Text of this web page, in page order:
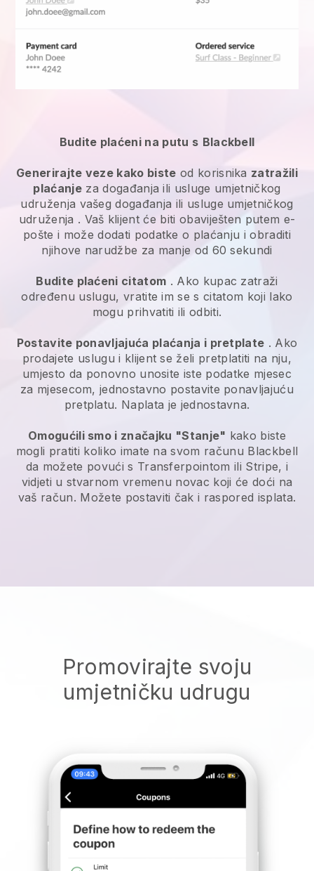
Budite plaćeni na putu s Blackbell
Generirajte veze kako biste od korisnika zatražili
plaćanje zadogađanja ili usluge umjetničkog
udruženja vašegdogađanja ili usluge umjetničkog
udruženja . Vaš klijent će biti obaviješten putem e-
pošte i može dodati podatke o plaćanju i obraditi
njihove narudžbe za manje od 60 sekundi
Budite plaćeni citatom . Ako kupac zatraži
određenu uslugu, vratite im se s citatom koji lako
mogu prihvatiti ili odbiti.
Postavite ponavljajuća plaćanja i pretplate . Ako
prodajete uslugu i klijent se želi pretplatiti na nju,
umjesto da ponovno unosite iste podatke mjesec
za mjesecom, jednostavno postavite ponavljajuću
pretplatu. Naplata je jednostavna.
Omogućili smo i značajku "Stanje" kako biste
mogli pratiti koliko imate na svom računu Blackbell
da možete povući s Transferpointom ili Stripe, i
vidjeti u stvarnom vremenu novac koji će doći na
vaš račun. Možete postaviti čak i raspored isplata.
Promovirajte svoju
umjetničku udrugu